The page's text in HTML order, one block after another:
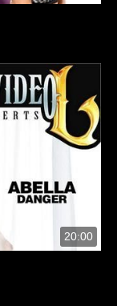
20:00